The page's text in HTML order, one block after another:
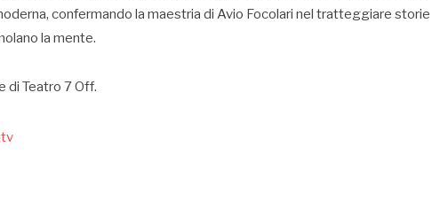
confermando la maestria di Avio Focolari nel tratteggiare storie
la mente.
di Teatro 7 Off.